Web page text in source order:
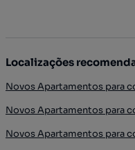
Localizações
Novos Apartamentos para
Novos Apartamentos para
Novos Apartamentos para